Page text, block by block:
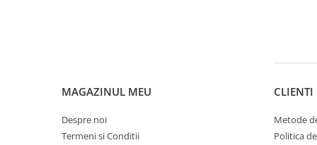
Prelungitoare, Stechere, Accesorii
MAGAZINUL MEU
Despre noi
Termeni si Conditii
CLIENTI
Metode
Politica